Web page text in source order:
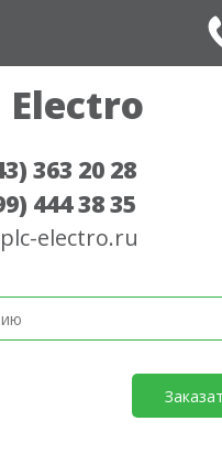
Electro
363 20 28
444 38 35
electro.ru